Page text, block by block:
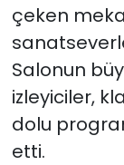
çeken
Salonun
izleyiciler,
dolu
etti.